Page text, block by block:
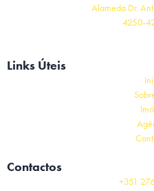
Alameda Dr.
4250-
Links Úteis
Contactos
+351